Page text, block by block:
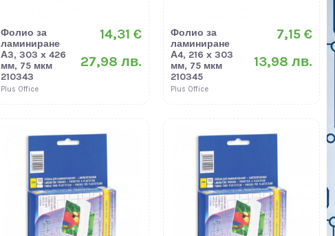
Фолио за
ламиниране
А3, 303 х 426
мм, 75 мкм
210343
Plus Office
14,31 €
27,98 лв.
Фолио за
ламиниране
А4, 216 х 303
мм, 75 мкм
210345
Plus Office
7,15 €
13,98 лв.